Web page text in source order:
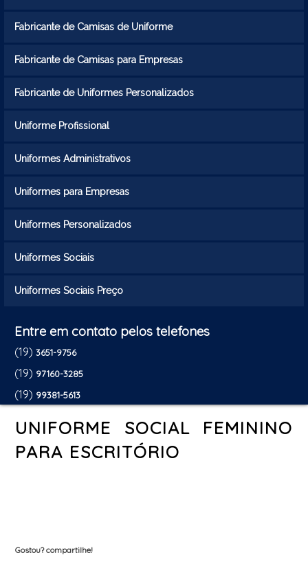
Fabricante de Camisas de Uniforme
Fabricante de Camisas para Empresas
Fabricante de Uniformes Personalizados
Uniforme Profissional
Uniformes Administrativos
Uniformes para Empresas
Uniformes Personalizados
Uniformes Sociais
Uniformes Sociais Preço
Entre em contato pelos telefones
(19) 3651-9756
(19) 97160-3285
(19) 99381-5613
UNIFORME SOCIAL FEMININO
PARA ESCRITÓRIO
Gostou? compartilhe!